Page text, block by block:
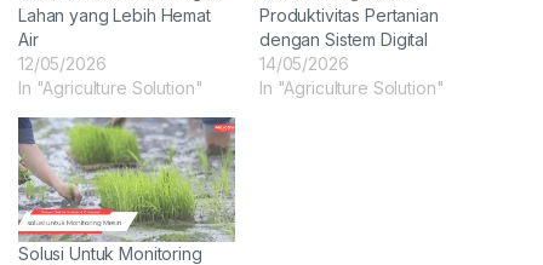
Lahan yang Lebih Hemat
Air
12/05/2026
In "Agriculture Solution"
Produktivitas Pertanian
dengan Sistem Digital
14/05/2026
In "Agriculture Solution"
Solusi Untuk Monitoring